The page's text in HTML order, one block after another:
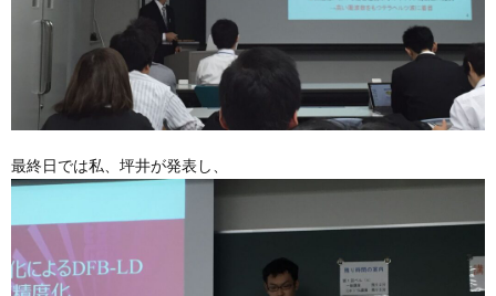
最終日では私、坪井が発表し、